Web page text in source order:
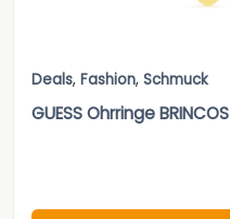
Deals, Fashion, Schmuck
GUESS Ohrringe BRINCOS